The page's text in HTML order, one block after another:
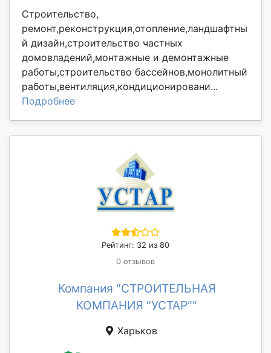
Строительство,
ремонт,реконструкция,отопление,ландшафтны
й дизайн,строительство частных
домовладений,монтажные и демонтажные
работы,строительство бассейнов,монолитный
работы,вентиляция,кондиционировани...
Подробнее
Рейтинг: 32 из 80
0 отзывов
Компания "СТРОИТЕЛЬНАЯ
КОМПАНИЯ "УСТАР""
Харьков